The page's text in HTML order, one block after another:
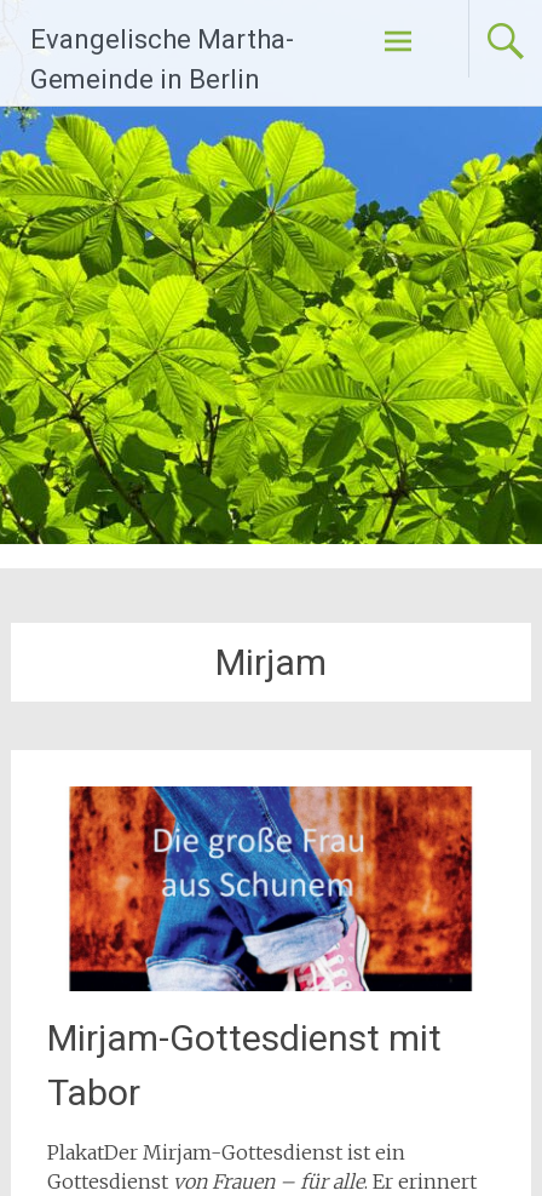
Inhalt
springen
Evangelische Martha-
Gemeinde in Berlin
Mirjam
Mirjam-Gottesdienst mit
Tabor
PlakatDer Mirjam-Gottesdienst ist ein
Gottesdienst von Frauen – für alle. Er erinnert